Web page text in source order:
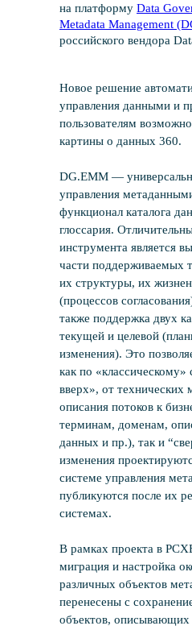
на платформу Data
Metadata Management
российского вендора
Новое решение
управления данными и
пользователям
картины о данных 360.
DG.EMM —
управления
функционал каталога
глоссария.
инструмента является
части поддерживаемых
их структуры, их
(процессов
также поддержка двух
текущей и целевой
изменения). Это
как по
вверх», от технических
описания потоков к
терминам, доменам,
данных и пр.), так и
изменения
системе управления
публикуются после их
системах.
В рамках проекта в
миграция и настройка
различных объектов
перенесены с
объектов,